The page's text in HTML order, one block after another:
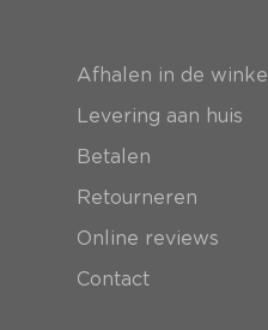
Afhalen in de winkel
Levering aan huis
Betalen
Retourneren
Online reviews
Contact